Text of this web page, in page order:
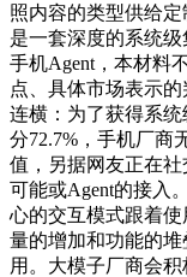
照内容的类型供给
是一套深度的系统
手机Agent，本材料
点、具体市场表示
连横：为了获得系统
分72.7%，手机厂商
值，另据网友正在
可能或Agent的接入
心的交互模式跟着
量的增加和功能的
用。大模子厂商会